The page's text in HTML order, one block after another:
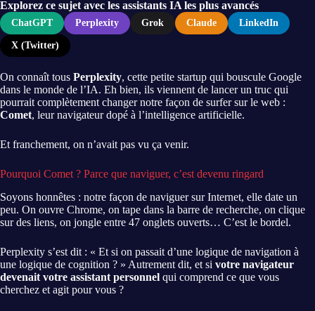
Explorez ce sujet avec les assistants IA les plus avancés
ChatGPT Perplexity Grok Claude LinkedIn
X (Twitter)
On connaît tous Perplexity, cette petite startup qui bouscule Google
dans le monde de l’IA. Eh bien, ils viennent de lancer un truc qui
pourrait complètement changer notre façon de surfer sur le web :
Comet, leur navigateur dopé à l’intelligence artificielle.
Et franchement, on n’avait pas vu ça venir.
Pourquoi Comet ? Parce que naviguer, c’est devenu ringard
Soyons honnêtes : notre façon de naviguer sur Internet, elle date un
peu. On ouvre Chrome, on tape dans la barre de recherche, on clique
sur des liens, on jongle entre 47 onglets ouverts… C’est le bordel.
Perplexity s’est dit : « Et si on passait d’une logique de navigation à
une logique de cognition ? » Autrement dit, et si votre navigateur
devenait votre assistant personnel qui comprend ce que vous
cherchez et agit pour vous ?